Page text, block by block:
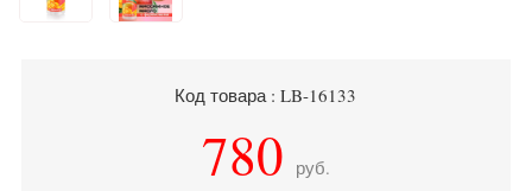
Код товара : LB-16133
780 руб.